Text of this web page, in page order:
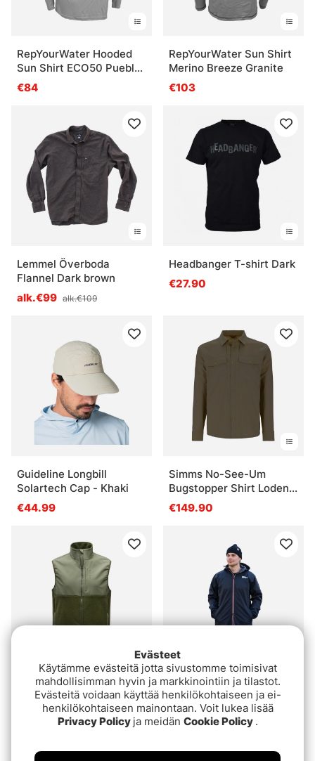
RepYourWater Hooded
Sun Shirt ECO50 Pueblo
Pottery Mayfly Adult
€84
RepYourWater Sun Shirt
Merino Breeze Granite
€103
Lemmel Överboda
Flannel Dark brown
alk.€99 alk.€109
Headbanger T-shirt Dark
€27.90
Guideline Longbill
Solartech Cap - Khaki
€44.99
Simms No-See-Um
Bugstopper Shirt Loden
Heather
€149.90
Grundéns Bering Fleece
Pro Vest Deep Lichen
Green/Deep Depths
€54.90
Rapala Waterproof
Windbreaker Jacket
€94.90
Evästeet
Käytämme evästeitä jotta sivustomme toimisivat
mahdollisimman hyvin ja markkinointiin ja tilastot.
Evästeitä voidaan käyttää henkilökohtaiseen ja ei-
henkilökohtaiseen mainontaan. Voit lukea lisää
Privacy Policy ja meidän Cookie Policy .